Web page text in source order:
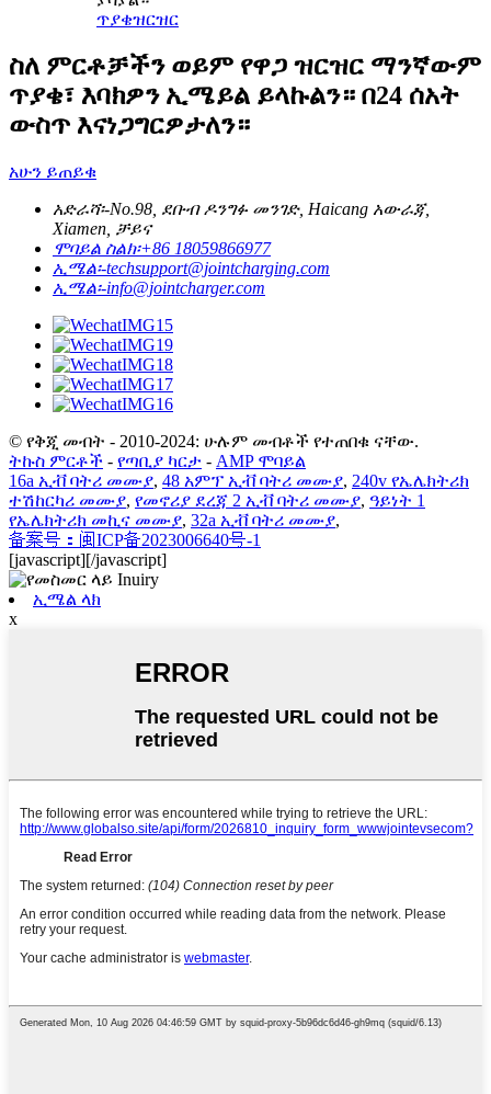
ጥያቄዝርዝር
ስለ ምርቶቻችን ወይም የዋጋ ዝርዝር ማንኛውም
ጥያቄ፣ እባክዎን ኢሜይል ይላኩልን። በ24 ሰአት
ውስጥ እናነጋግርዎታለን።
አሁን ይጠይቁ
አድራሻ፡-No.98, ደቡብ ዶንግፉ መንገድ, Haicang አውራጃ,
Xiamen, ቻይና
ሞባይል ስልክ፡+86 18059866977
ኢሜል፡-techsupport@jointcharging.com
ኢሜል፡-info@jointcharger.com
© የቅጂ መብት - 2010-2024: ሁሉም መብቶች የተጠበቁ ናቸው.
ትኩስ ምርቶች - የጣቢያ ካርታ - AMP ሞባይል
16a ኢቭ ባትሪ መሙያ, 48 አምፕ ኢቭ ባትሪ መሙያ, 240v የኤሌክትሪክ
ተሽከርካሪ መሙያ, የመኖሪያ ደረጃ 2 ኢቭ ባትሪ መሙያ, ዓይነት 1
የኤሌክትሪክ መኪና መሙያ, 32a ኢቭ ባትሪ መሙያ,
备案号：闽ICP备2023006640号-1
[javascript][/javascript]
ኢሜል ላክ
x